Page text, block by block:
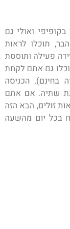
ואולי גם
תוכלו לראות
פעילה ותוססת
גם אתם לקחת
בחינם). הכניסה
שתיה. אם אתם
זולים, הבא הזה
בכל יום מהשעה